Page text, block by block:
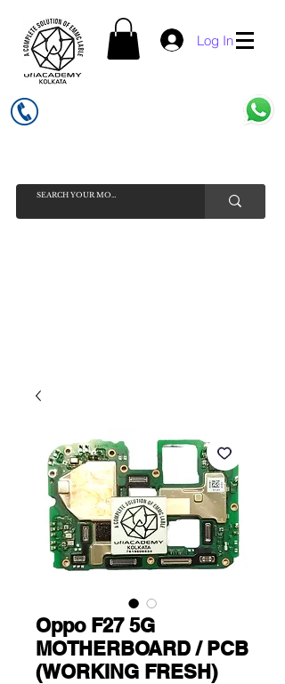
Log In
Oppo F27 5G
MOTHERBOARD / PCB
(WORKING FRESH)